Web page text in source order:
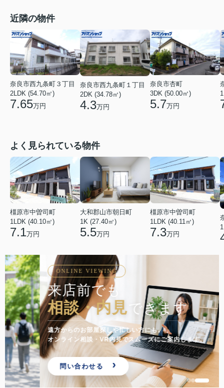
近隣の物件
奈良市西九条町３丁目
2LDK (54.70㎡)
7.65万円
奈良市西九条町１丁目
2DK (34.78㎡)
4.3万円
奈良市杏町
3DK (50.00㎡)
5.7万円
よく見られている物件
橿原市中曽司町
1LDK (40.10㎡)
7.1万円
大和郡山市朝日町
1K (27.40㎡)
5.5万円
橿原市中曽司町
1LDK (40.11㎡)
7.3万円
ONLINE VIEWING
来店前でも
相談・内見できます
遠方からのお部屋探しや忙しい方にも。
オンライン相談・VR内見でスムーズにご案内します。
問い合わせる